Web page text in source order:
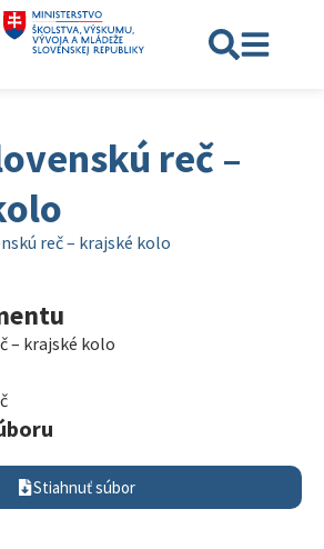
reč –
reč – krajské kolo
– krajské kolo
Stiahnuť súbor